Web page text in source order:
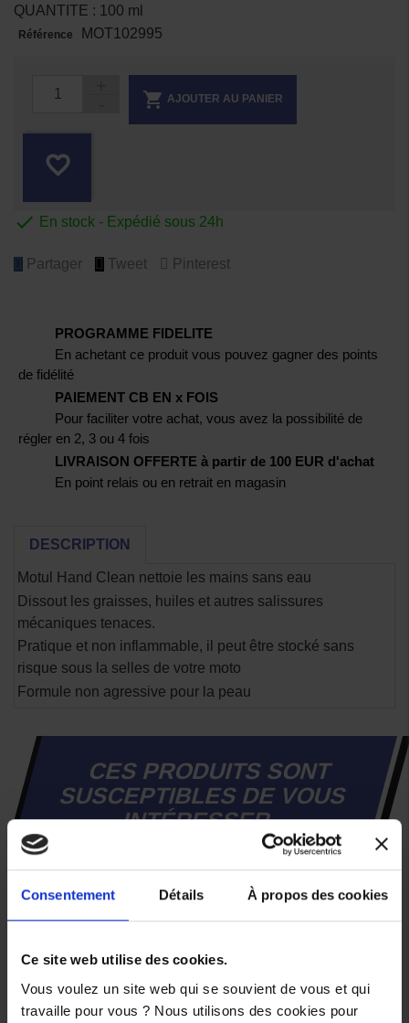
Consentement Détails À propos des cookies
Ce site web utilise des cookies.
Vous voulez un site web qui se souvient de vous et qui
travaille pour vous ? Nous utilisons des cookies pour
QUANTITE : 100 ml
Référence MOT102995
 AJOUTER AU PANIER
favorite_border
 En stock - Expédié sous 24h
Partager Tweet Pinterest
PROGRAMME FIDELITE
En achetant ce produit vous pouvez gagner des points
de fidélité
PAIEMENT CB EN x FOIS
Pour faciliter votre achat, vous avez la possibilité de
régler en 2, 3 ou 4 fois
LIVRAISON OFFERTE à partir de 100 EUR d'achat
En point relais ou en retrait en magasin
DESCRIPTION
Motul Hand Clean nettoie les mains sans eau
Dissout les graisses, huiles et autres salissures
mécaniques tenaces.
Pratique et non inflammable, il peut être stocké sans
risque sous la selles de votre moto
Formule non agressive pour la peau
CES PRODUITS SONT
SUSCEPTIBLES DE VOUS
INTÉRESSER
-50%